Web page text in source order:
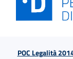
POC Legalità